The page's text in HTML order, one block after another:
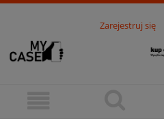
Zarejestruj się